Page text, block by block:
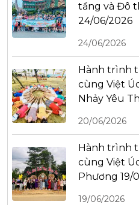
tầng và Đô
24/06/2026
24/06/2026
Hành trình
cùng Việt
Nhảy Yêu
20/06/2026
Hành trình
cùng Việt
Phương 19/
19/06/2026